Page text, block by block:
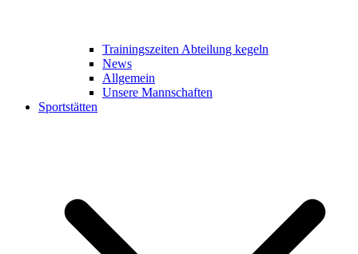
Trainingszeiten Abteilung kegeln
News
Allgemein
Unsere Mannschaften
Sportstätten